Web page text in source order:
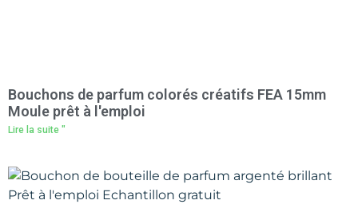
Bouchons de parfum colorés créatifs FEA 15mm
Moule prêt à l'emploi
Lire la suite "